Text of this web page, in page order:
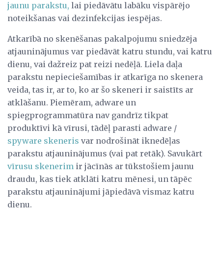
jaunu parakstu, lai piedāvātu labāku vispārējo
noteikšanas vai dezinfekcijas iespējas.
Atkarībā no skenēšanas pakalpojumu sniedzēja
atjauninājumus var piedāvāt katru stundu, vai katru
dienu, vai dažreiz pat reizi nedēļā. Liela daļa
parakstu nepieciešamības ir atkarīga no skenera
veida, tas ir, ar to, ko ar šo skeneri ir saistīts ar
atklāšanu. Piemēram, adware un
spiegprogrammatūra nav gandrīz tikpat
produktīvi kā vīrusi, tādēļ parasti adware /
spyware skeneris var nodrošināt iknedēļas
parakstu atjauninājumus (vai pat retāk). Savukārt
vīrusu skenerim ir jācīnās ar tūkstošiem jaunu
draudu, kas tiek atklāti katru mēnesi, un tāpēc
parakstu atjauninājumi jāpiedāvā vismaz katru
dienu.